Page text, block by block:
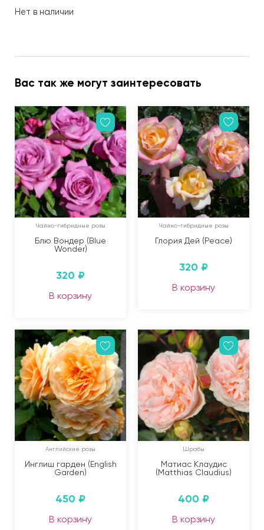
Нет в наличии
Вас так же могут заинтересовать
Чайно-гибридные розы
Блю Вондер (Blue
Wonder)
320 ₽
В корзину
Чайно-гибридные розы
Глория Дей (Peace)
320 ₽
В корзину
Английские розы
Инглиш гарден (English
Garden)
450 ₽
В корзину
Шрабы
Матиас Клаудис
(Matthias Claudius)
400 ₽
В корзину